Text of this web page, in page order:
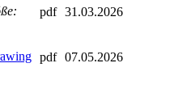
pdf 31.03.2026
pdf 07.05.2026